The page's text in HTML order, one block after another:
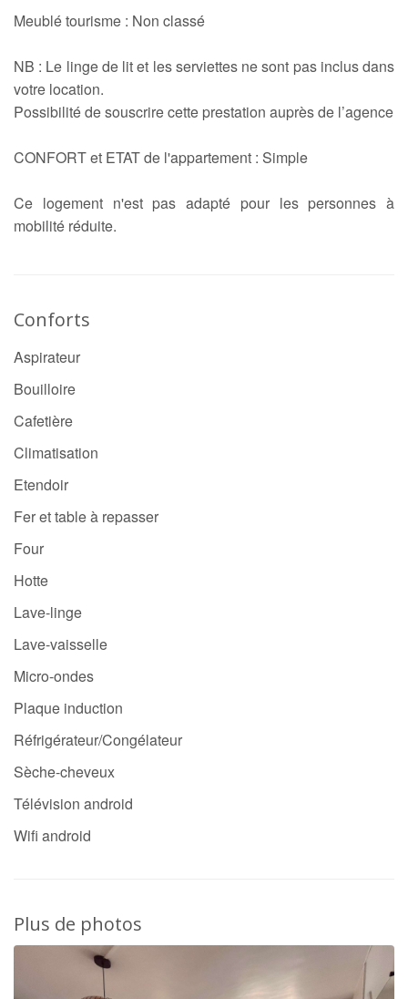
Meublé tourisme : Non classé
NB : Le linge de lit et les serviettes ne sont pas inclus dans
votre location.
Possibilité de souscrire cette prestation auprès de l’agence
CONFORT et ETAT de l'appartement : Simple
Ce logement n'est pas adapté pour les personnes à
mobilité réduite.
Conforts
Aspirateur
Bouilloire
Cafetière
Climatisation
Etendoir
Fer et table à repasser
Four
Hotte
Lave-linge
Lave-vaisselle
Micro-ondes
Plaque induction
Réfrigérateur/Congélateur
Sèche-cheveux
Télévision android
Wifi android
Plus de photos